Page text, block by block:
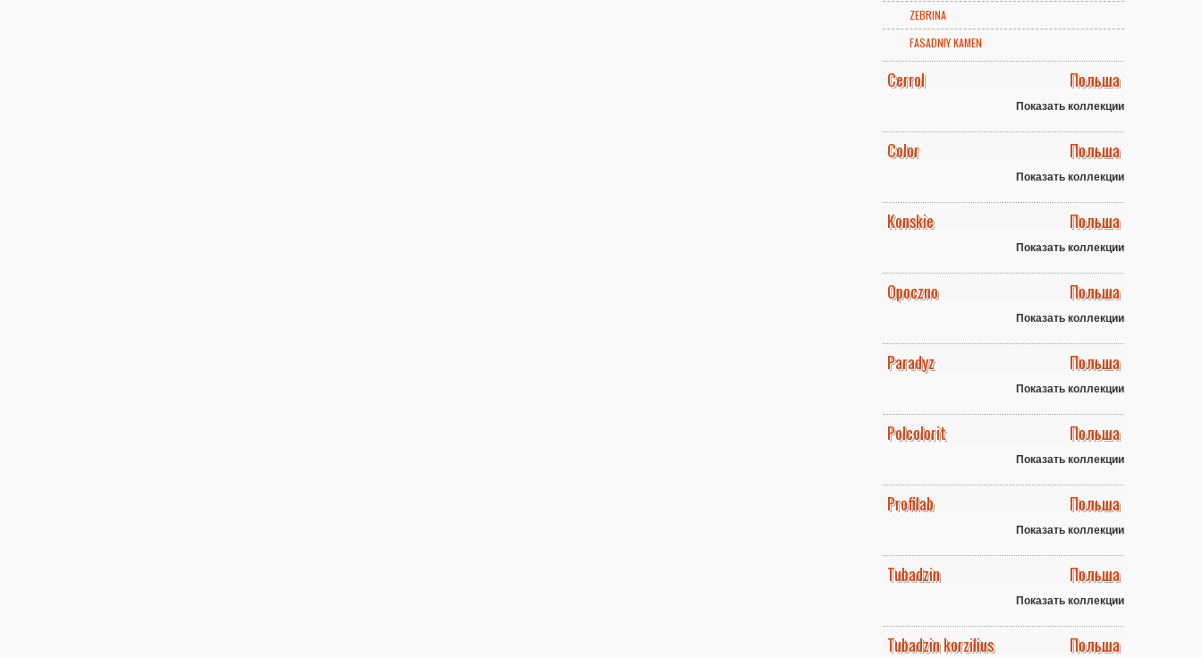
ZEBRINA
FASADNIY KAMEN
Cerrol Польша
Показать коллекции
Color Польша
Показать коллекции
Konskie Польша
Показать коллекции
Opoczno Польша
Показать коллекции
Paradyz Польша
Показать коллекции
Polcolorit Польша
Показать коллекции
Profilab Польша
Показать коллекции
Tubadzin Польша
Показать коллекции
Tubadzin korzilius Польша